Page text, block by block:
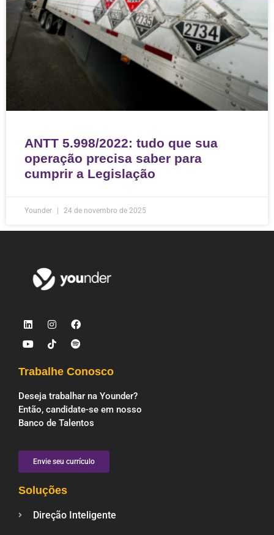
ANTT 5.998/2022: tudo que sua
operação precisa saber para
cumprir a Legislação
Younder 24 de novembro de 2025
Trabalhe Conosco
Deseja trabalhar na Younder?
Então, candidate-se em nosso
Banco de Talentos
Envie seu currículo
Soluções
Direção Inteligente